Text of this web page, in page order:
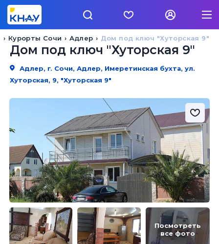
Дом под ключ "Хуторская 9"
Адлер
Курорты Сочи
Дом под ключ "Хуторская 9"
Адлер, г. Сочи, Адлер, Имеретинская бухта, ул.
Хуторская, 9, "Хуторская 9"
Посмотреть
все фото